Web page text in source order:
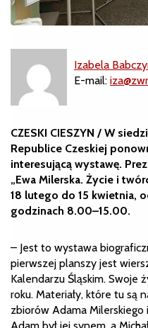
Izabela
E-mail:
CZESKI CIESZYN / W
Republice Czeskiej
interesującą wystawę.
„Ewa Milerska. Życie i
18 lutego do 15 kwietnia,
godzinach 8.00–15.00.
– Jest to wystawa
pierwszej planszy jest
Kalendarzu Śląskim. Swoje
roku. Materiały, które tu są
zbiorów Adama Milerskiego